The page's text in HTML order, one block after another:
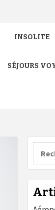
INSOLITE
SÉJOURS